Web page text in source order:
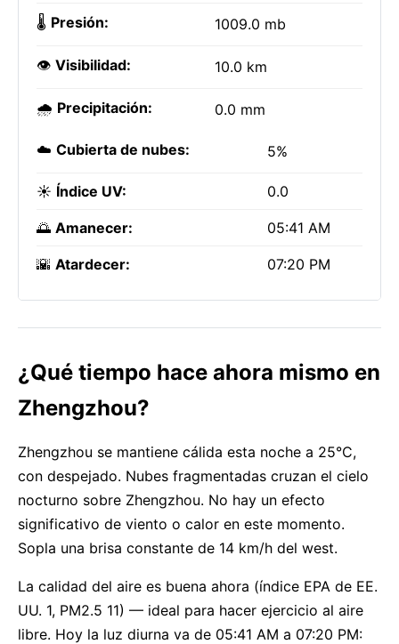
🌡️ Presión: 1009.0 mb
👁️ Visibilidad: 10.0 km
🌧️ Precipitación: 0.0 mm
☁️ Cubierta de nubes: 5%
☀️ Índice UV: 0.0
🌅 Amanecer: 05:41 AM
🌇 Atardecer: 07:20 PM
¿Qué tiempo hace ahora mismo en
Zhengzhou?
Zhengzhou se mantiene cálida esta noche a 25°C,
con despejado. Nubes fragmentadas cruzan el cielo
nocturno sobre Zhengzhou. No hay un efecto
significativo de viento o calor en este momento.
Sopla una brisa constante de 14 km/h del west.
La calidad del aire es buena ahora (índice EPA de EE.
UU. 1, PM2.5 11) — ideal para hacer ejercicio al aire
libre. Hoy la luz diurna va de 05:41 AM a 07:20 PM: